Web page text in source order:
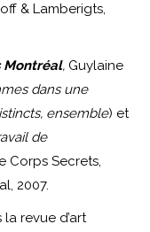
& Lamberigts,
Montréal, Guylaine
dans une
ensemble) et
de
Corps Secrets,
2007.
revue d’art